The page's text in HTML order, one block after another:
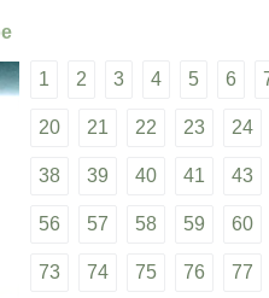
1 2 3 4 5 6
20 21 22 23 24
38 39 40 41 43
56 57 58 59 60
73 74 75 76 77